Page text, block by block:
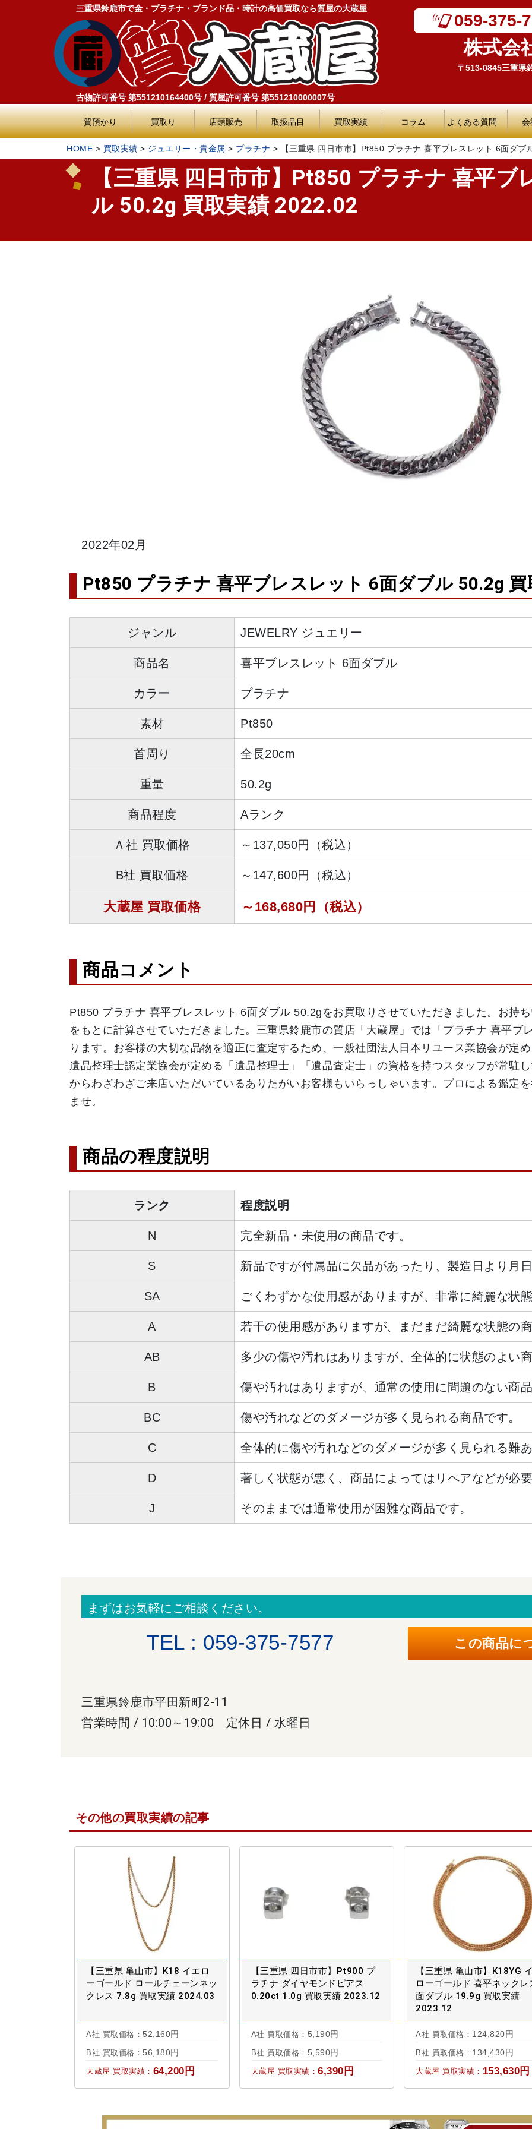
三重県鈴鹿市で金・プラチナ・ブランド品・時計の高価買取なら質屋の大蔵屋
古物許可番号 第551210164400号 / 質屋許可番号 第551210000007号
059-375-
株式会
〒513-0845三重県
質預かり 買取り 店頭販売 取扱品目 買取実績 コラム よくある質問 会
HOME > 買取実績 > ジュエリー・貴金属 > プラチナ > 【三重県 四日市市】Pt850 プラチナ 喜平ブレスレット 6面ダ
【三重県 四日市市】Pt850 プラチナ 喜平
ル 50.2g 買取実績 2022.02
2022年02月
Pt850 プラチナ 喜平ブレスレット 6面ダブル 50.2g 買
ジャンル JEWELRY ジュエリー
商品名 喜平ブレスレット 6面ダブル
カラー プラチナ
素材 Pt850
首周り 全長20cm
重量 50.2g
商品程度 Aランク
Ａ社 買取価格 ～137,050円（税込）
B社 買取価格 ～147,600円（税込）
大蔵屋 買取価格 ～168,680円（税込）
商品コメント
Pt850 プラチナ 喜平ブレスレット 6面ダブル 50.2gをお買取りさせていただきました。お持
をもとに計算させていただきました。三重県鈴鹿市の質店「大蔵屋」では「プラチナ 喜平ブ
ります。お客様の大切な品物を適正に査定するため、一般社団法人日本リユース業協会が定
遺品整理士認定業協会が定める「遺品整理士」「遺品査定士」の資格を持つスタッフが常駐
からわざわざご来店いただいているありたがいお客様もいらっしゃいます。プロによる鑑定
商品の程度説明
ランク 程度説明
N 完全新品・未使用の商品です。
S 新品ですが付属品に欠品があったり、製造日より月
SA ごくわずかな使用感がありますが、非常に綺麗な状
A 若干の使用感がありますが、まだまだ綺麗な状態の
AB 多少の傷や汚れはありますが、全体的に状態のよい
B 傷や汚れはありますが、通常の使用に問題のない商
BC 傷や汚れなどのダメージが多く見られる商品です。
C 全体的に傷や汚れなどのダメージが多く見られる難
D 著しく状態が悪く、商品によってはリペアなどが必
J そのままでは通常使用が困難な商品です。
まずはお気軽にご相談ください。
TEL : 059-375-7577 この商品に
三重県鈴鹿市平田新町2-11
営業時間 / 10:00～19:00 定休日 / 水曜日
その他の買取実績の記事
【三重県 亀山市】K18 イエロ
ーゴールド ロールチェーンネッ
クレス 7.8g 買取実績 2024.03
A社 買取価格： 52,160円
B社 買取価格： 56,180円
大蔵屋 買取実績： 64,200円
【三重県 四日市市】Pt900 プ
ラチナ ダイヤモンドピアス
0.20ct 1.0g 買取実績 2023.12
A社 買取価格： 5,190円
B社 買取価格： 5,590円
大蔵屋 買取実績： 6,390円
【三重県 亀山市】K18YG
ローゴールド 喜平ネックレ
面ダブル 19.9g 買取実績
2023.12
A社 買取価格： 124,820円
B社 買取価格： 134,430円
大蔵屋 買取実績： 153,630円